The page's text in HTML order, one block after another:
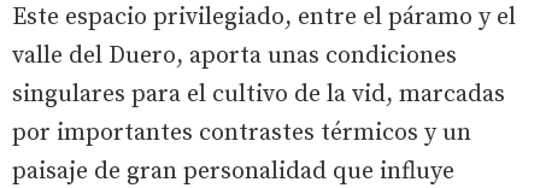
Este espacio privilegiado, entre el páramo y el
valle del Duero, aporta unas condiciones
singulares para el cultivo de la vid, marcadas
por importantes contrastes térmicos y un
paisaje de gran personalidad que influye